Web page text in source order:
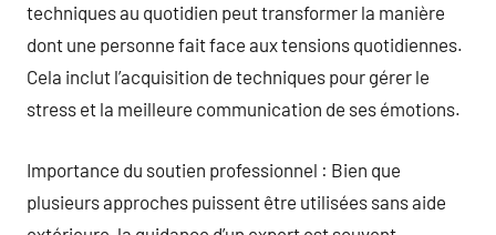
techniques au quotidien peut transformer la manière
dont une personne fait face aux tensions quotidiennes.
Cela inclut l’acquisition de techniques pour gérer le
stress et la meilleure communication de ses émotions.
Importance du soutien professionnel : Bien que
plusieurs approches puissent être utilisées sans aide